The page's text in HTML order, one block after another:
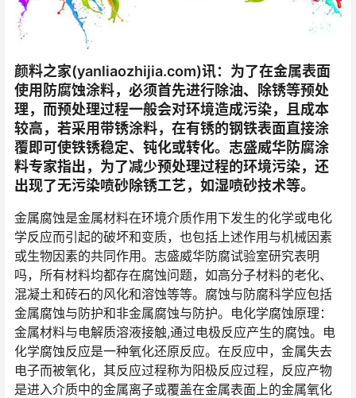
颜料之家(yanliaozhijia.com)讯：为了在金属表面
使用防腐蚀涂料，必须首先进行除油、除锈等预处
理，而预处理过程一般会对环境造成污染，且成本
较高，若采用带锈涂料，在有锈的钢铁表面直接涂
覆即可使铁锈稳定、钝化或转化。志盛威华防腐涂
料专家指出，为了减少预处理过程的环境污染，还
出现了无污染喷砂除锈工艺，如湿喷砂技术等。
金属腐蚀是金属材料在环境介质作用下发生的化学或电化
学反应而引起的破坏和变质，也包括上述作用与机械因素
或生物因素的共同作用。志盛威华防腐试验室研究表明
吗，所有材料均都存在腐蚀问题，如高分子材料的老化、
混凝土和砖石的风化和溶蚀等等。腐蚀与防腐科学应包括
金属腐蚀与防护和非金属腐蚀与防护。电化学腐蚀原理：
金属材料与电解质溶液接触,通过电极反应产生的腐蚀。电
化学腐蚀反应是一种氧化还原反应。在反应中，金属失去
电子而被氧化，其反应过程称为阳极反应过程，反应产物
是进入介质中的金属离子或覆盖在金属表面上的金属氧化